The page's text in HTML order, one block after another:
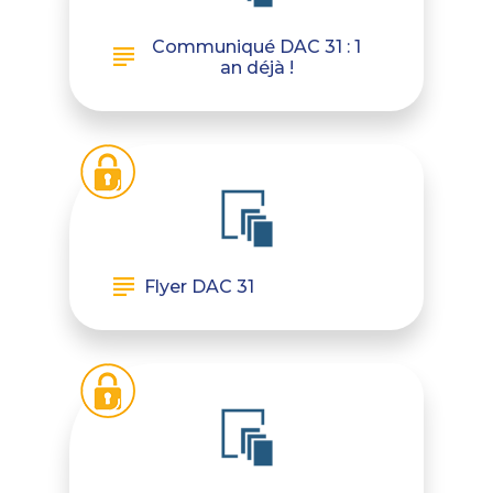
Communiqué DAC 31 : 1
an déjà !
Flyer DAC 31